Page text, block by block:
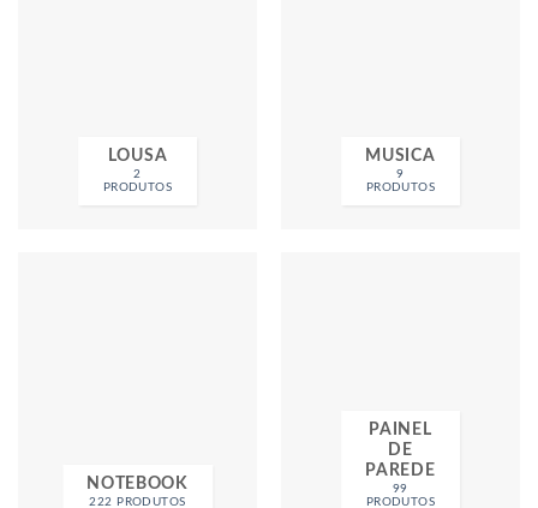
LOUSA
2
PRODUTOS
MUSICA
9
PRODUTOS
NOTEBOOK
222 PRODUTOS
PAINEL
DE
PAREDE
99
PRODUTOS